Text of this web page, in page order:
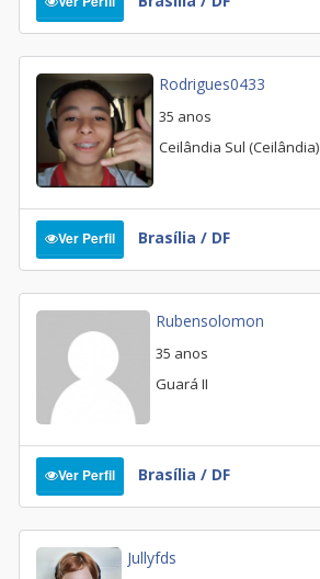
Rodrigues0433
35 anos
Ceilândia Sul (Ceilândia)
Ver Perfil Brasília / DF
Rubensolomon
35 anos
Guará II
Ver Perfil Brasília / DF
Jullyfds